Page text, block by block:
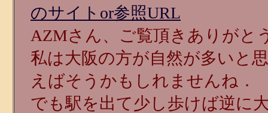
のサイトor参照URL
AZMさん、ご覧頂きありがと
私は大阪の方が自然が多いと
えばそうかもしれませんね．
でも駅を出て少し歩けば逆に